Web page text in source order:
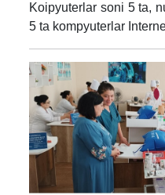
Koipyuterlar soni 5 ta,
5 ta kompyuterlar